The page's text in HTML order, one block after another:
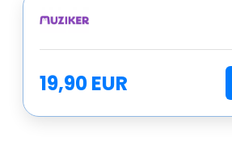
19,90 EUR